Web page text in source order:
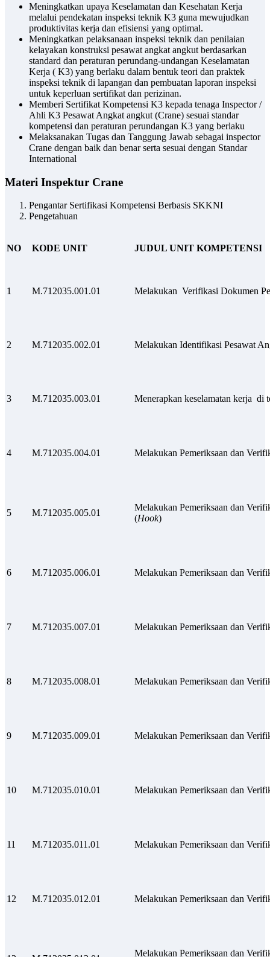
Meningkatkan upaya Keselamatan dan Kesehatan Kerja
melalui pendekatan inspeksi teknik K3 guna mewujudkan
produktivitas kerja dan efisiensi yang optimal.
Meningkatkan pelaksanaan inspeksi teknik dan penilaian
kelayakan konstruksi pesawat angkat angkut berdasarkan
standard dan peraturan perundang-undangan Keselamatan
Kerja ( K3) yang berlaku dalam bentuk teori dan praktek
inspeksi teknik di lapangan dan pembuatan laporan inspeksi
untuk keperluan sertifikat dan perizinan.
Memberi Sertifikat Kompetensi K3 kepada tenaga Inspector /
Ahli K3 Pesawat Angkat angkut (Crane) sesuai standar
kompetensi dan peraturan perundangan K3 yang berlaku
Melaksanakan Tugas dan Tanggung Jawab sebagai inspector
Crane dengan baik dan benar serta sesuai dengan Standar
International
Materi Inspektur Crane
Pengantar Sertifikasi Kompetensi Berbasis SKKNI
Pengetahuan
NO KODE UNIT JUDUL UNIT KOMPETENSI
1 M.712035.001.01 Melakukan Verifikasi Dokumen
2 M.712035.002.01 Melakukan Identifikasi Pesawat
3 M.712035.003.01 Menerapkan keselamatan kerja di
4 M.712035.004.01 Melakukan Pemeriksaan dan
5 M.712035.005.01
Melakukan Pemeriksaan dan
(Hook)
6 M.712035.006.01 Melakukan Pemeriksaan dan
7 M.712035.007.01 Melakukan Pemeriksaan dan
8 M.712035.008.01 Melakukan Pemeriksaan dan
9 M.712035.009.01 Melakukan Pemeriksaan dan
10 M.712035.010.01 Melakukan Pemeriksaan dan
11 M.712035.011.01 Melakukan Pemeriksaan dan
12 M.712035.012.01 Melakukan Pemeriksaan dan
Melakukan Pemeriksaan dan